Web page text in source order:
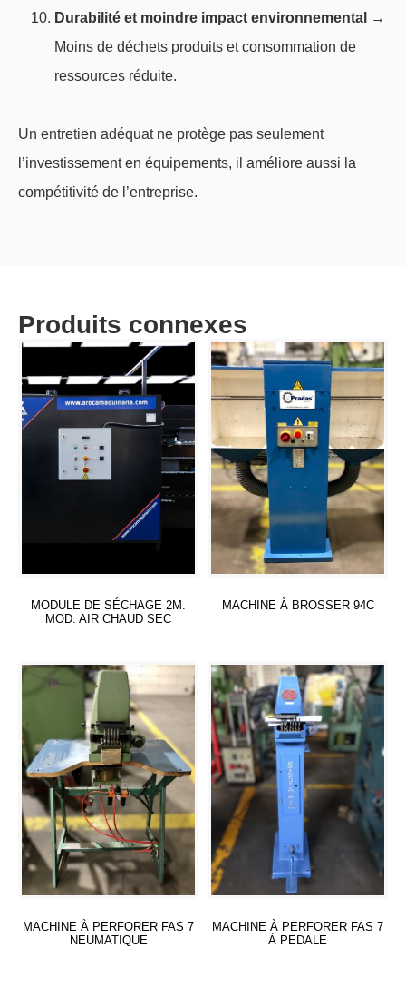
Durabilité et moindre impact environnemental
→
Moins de déchets produits et consommation de
ressources réduite.
Un entretien adéquat ne protège pas seulement
l’investissement en équipements, il améliore aussi la
compétitivité de l’entreprise.
Produits connexes
MODULE DE SÉCHAGE 2M.
MOD. AIR CHAUD SEC
MACHINE À BROSSER 94C
MACHINE À PERFORER FAS 7
NEUMATIQUE
MACHINE À PERFORER FAS 7
À PEDALE